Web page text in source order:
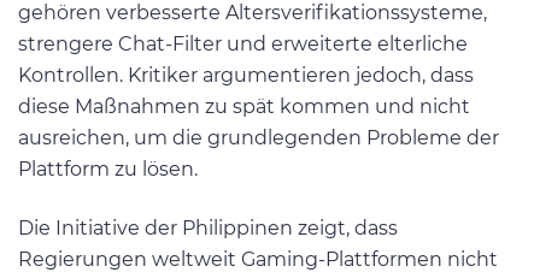
gehören verbesserte Altersverifikationssysteme,
strengere Chat-Filter und erweiterte elterliche
Kontrollen. Kritiker argumentieren jedoch, dass
diese Maßnahmen zu spät kommen und nicht
ausreichen, um die grundlegenden Probleme der
Plattform zu lösen.
Die Initiative der Philippinen zeigt, dass
Regierungen weltweit Gaming-Plattformen nicht